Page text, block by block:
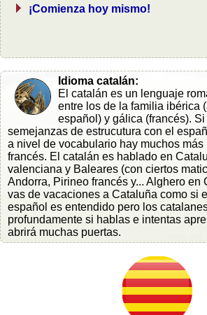
¡Comienza hoy mismo!
Idioma catalán:
El catalán es un lenguaje
entre los de la familia ibérica
español) y gálica (francés).
semejanzas de estrucutura con el
a nivel de vocabulario hay muchos más
francés. El catalán es hablado en
valenciana y Baleares (con ciertos
Andorra, Pirineo francés y... Alghero en
vas de vacaciones a Cataluña como si
español es entendido pero los
profundamente si hablas e intentas
abrirá muchas puertas.